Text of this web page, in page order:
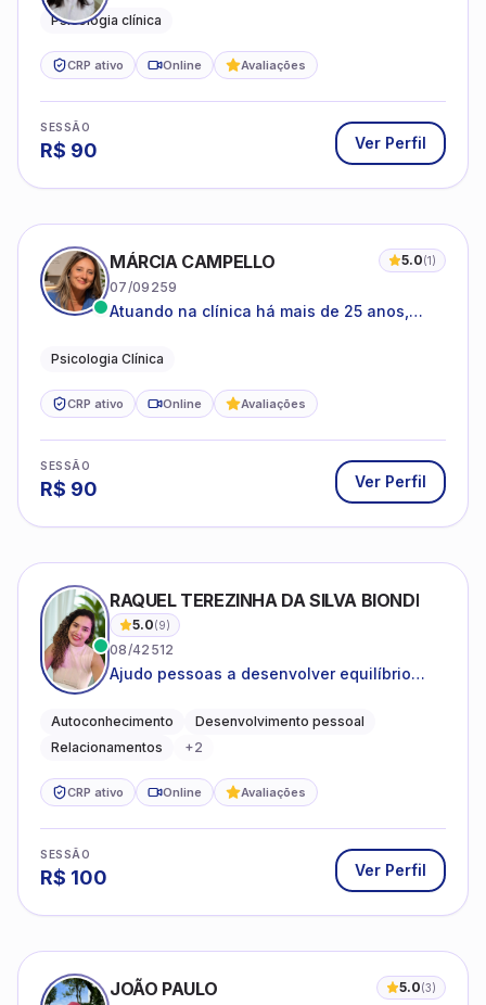
adolescentes e adultos.
Psicologia clínica
CRP ativo Online Avaliações
SESSÃO
R$ 90 Ver Perfil
MÁRCIA CAMPELLO 5.0(1)
07/09259
Atuando na clínica há mais de 25 anos,
estruturas, com experiência em
Psicologia Clínica
CRP ativo Online Avaliações
SESSÃO
R$ 90 Ver Perfil
RAQUEL TEREZINHA DA SILVA BIONDI
5.0(9)
08/42512
Ajudo pessoas a desenvolver equilíbrio
Autoconhecimento
Desenvolvimento pessoal
Relacionamentos
+2
CRP ativo Online Avaliações
SESSÃO
R$ 100 Ver Perfil
JOÃO PAULO 5.0(3)